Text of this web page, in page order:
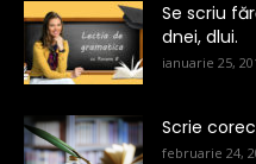
Se scriu
dnei, dlui.
ianuarie 25,
Scrie
februarie 24,